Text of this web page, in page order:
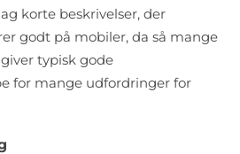
korte beskrivelser, der
godt på mobiler, da så mange
typisk gode
for mange udfordringer for